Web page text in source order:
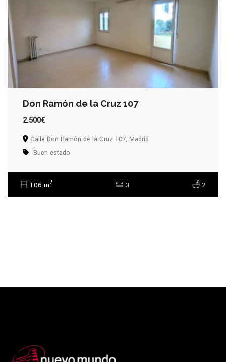
Don Ramón de la Cruz 107
2.500€
Calle Don Ramón de la Cruz 107, Madrid
Buen estado
106 m2 3 2